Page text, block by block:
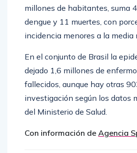
millones de habitantes, suma
dengue y 11 muertes, con
incidencia menores a la media
En el conjunto de Brasil la
dejado 1,6 millones de
fallecidos, aunque hay otras
investigación según los datos
del Ministerio de Salud.
Con información de Agencia